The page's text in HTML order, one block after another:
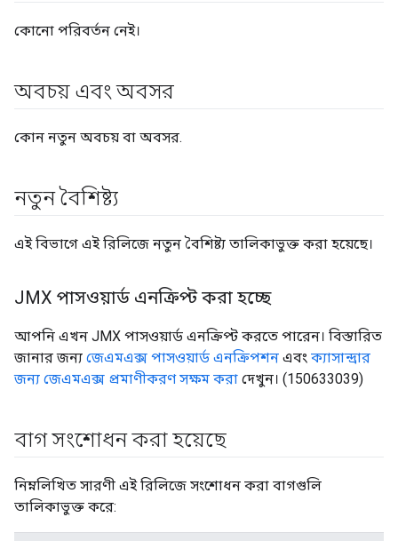
কোনো পরিবর্তন নেই।
অবচয় এবং অবসর
কোন নতুন অবচয় বা অবসর.
নতুন বৈশিষ্ট্য
এই বিভাগে এই রিলিজে নতুন বৈশিষ্ট্য তালিকাভুক্ত করা হয়েছে।
JMX পাসওয়ার্ড এনক্রিপ্ট করা হচ্ছে
আপনি এখন JMX পাসওয়ার্ড এনক্রিপ্ট করতে পারেন। বিস্তারিত
জানার জন্য জেএমএক্স পাসওয়ার্ড এনক্রিপশন এবং ক্যাসান্দ্রার
জন্য জেএমএক্স প্রমাণীকরণ সক্ষম করা দেখুন। (150633039)
বাগ সংশোধন করা হয়েছে
নিম্নলিখিত সারণী এই রিলিজে সংশোধন করা বাগগুলি
তালিকাভুক্ত করে: